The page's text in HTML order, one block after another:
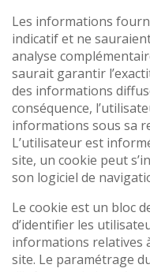
Les informations
indicatif et ne
analyse
saurait garantir
des informations
conséquence,
informations sous sa
L’utilisateur est
site, un cookie peut
son logiciel de
Le cookie est un bloc
d’identifier les
informations relatives
site. Le paramétrage